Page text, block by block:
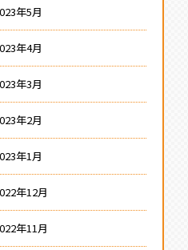
年5月
年4月
年3月
年2月
年1月
年12月
年11月